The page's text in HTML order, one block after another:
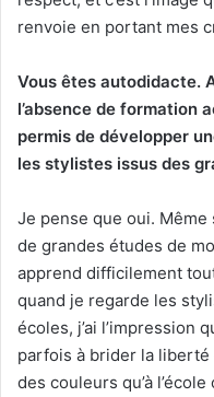
renvoie en portant mes
Vous êtes autodidacte.
l’absence de formation
permis de développer
les stylistes issus des
Je pense que oui. Même
de grandes études de
apprend difficilement
quand je regarde les
écoles, j’ai l’impression
parfois à brider la liberté
des couleurs qu’à